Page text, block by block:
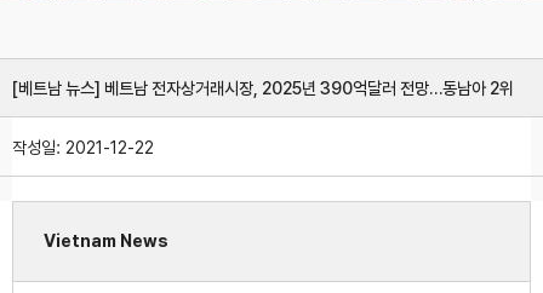
[베트남 뉴스] 베트남 전자상거래시장, 2025년 390억달러 전망…동남아 2위
작성일: 2021-12-22
Vietnam News